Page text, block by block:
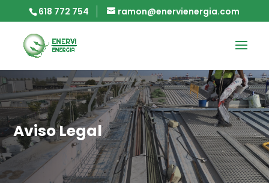
618 772 754 ramon@enervienergia.com
Aviso Legal